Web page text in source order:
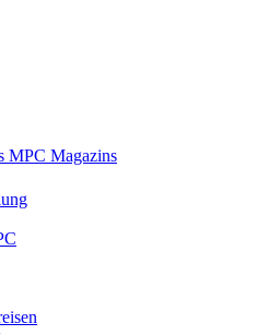
MPC Magazins